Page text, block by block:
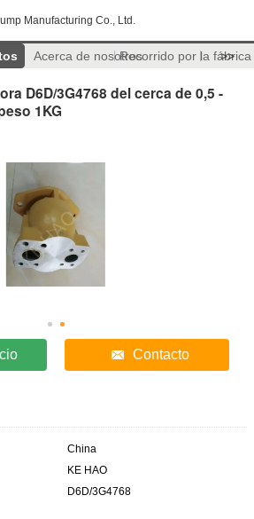
Manufacturing Co., Ltd.
Acerca de nosotrosRecorrido por la fábrica
>>
D6D/3G4768 del cerca de 0,5 -
1KG
Contacto
China
KE HAO
D6D/3G4768